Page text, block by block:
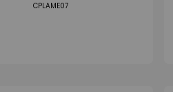
CPLAME07